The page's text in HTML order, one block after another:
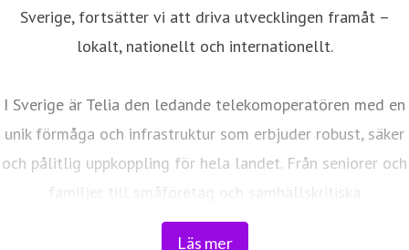
Läs mer
Sverige, fortsätter vi att driva utvecklingen framåt –
lokalt, nationellt och internationellt.
I Sverige är Telia den ledande telekomoperatören med en
unik förmåga och infrastruktur som erbjuder robust, säker
och pålitlig uppkoppling för hela landet. Från seniorer och
familjer till småföretag och samhällskritiska
verksamheter. Vi möjliggör digitaliseringens kraft i